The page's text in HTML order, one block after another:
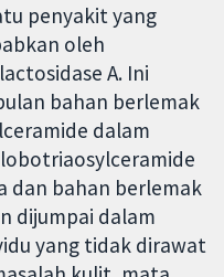
penyakit yang
oleh
A. Ini
bahan berlemak
dalam
dan bahan berlemak
dijumpai dalam
yang tidak dirawat